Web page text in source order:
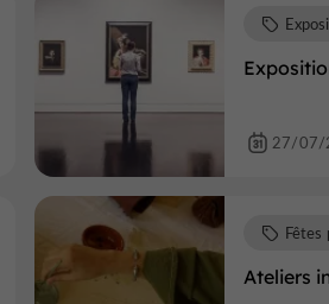
27/07/
Ateliers
Fêtes